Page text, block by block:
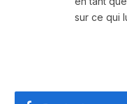
sur ce qui